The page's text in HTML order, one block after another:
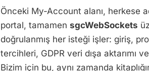
Önceki My-Account alanı, herkese
portal, tamamen sgcWebSockets
doğrulanmış her isteği işler: giriş,
tercihleri, GDPR veri dışa aktarımı
Bizim için bu, aynı zamanda